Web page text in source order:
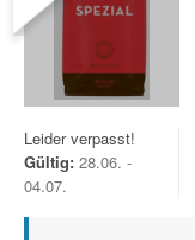
Leider verpasst!
Gültig: 28.06. -
04.07.